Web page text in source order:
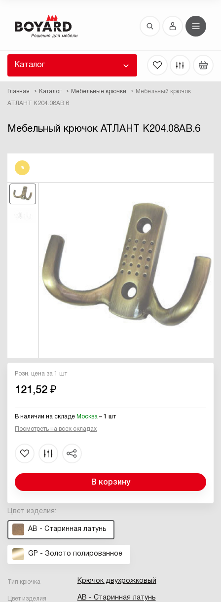
Каталог
Главная Каталог Мебельные крючки Мебельный крючок
АТЛАНТ K204.08AB.6
Мебельный крючок АТЛАНТ K204.08AB.6
%
Цвет изделия:
AB - Старинная латунь
GP - Золото полированное
Тип крючка Крючок двухрожковый
Цвет изделия AB - Старинная латунь
Розн. цена за 1 шт
121,52 ₽
В наличии на складе Москва – 1 шт
Посмотреть на всех складах
В корзину
Восстановление пароля
высланы вам по E-Mail.
ссылку для восстановления